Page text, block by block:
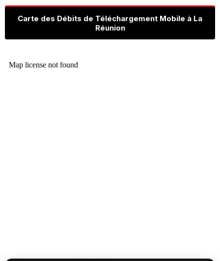
Carte des Débits de Téléchargement Mobile à La
Réunion